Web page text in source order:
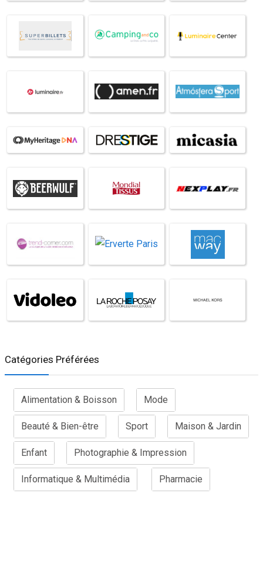
Catégories Préférées
Alimentation & Boisson Mode
Beauté & Bien-être Sport Maison & Jardin
Enfant Photographie & Impression
Informatique & Multimédia Pharmacie